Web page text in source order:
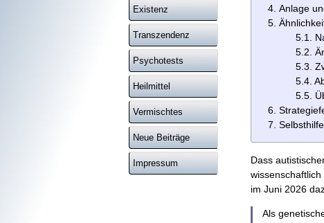
Existenz
Transzendenz
Psychotests
Heilmittel
Vermischtes
Neue Beiträge
Impressum
Anlage
5.1.
5.2.
5.3.
5.4.
5.5.
Selbsthilfe
Dass
im Juni 2026
Als